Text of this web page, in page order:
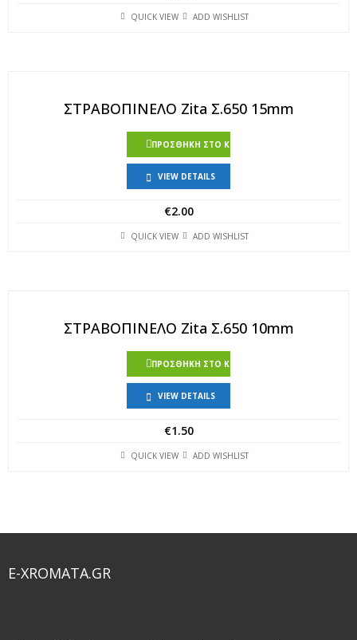
QUICK VIEW ADD WISHLIST
ΣΤΡΑΒΟΠΙΝΕΛΟ Zita Σ.650 15mm
ΠΡΟΣΘΉΚΗ ΣΤΟ ΚΑΛΆΘΙ
VIEW DETAILS
€2.00
QUICK VIEW ADD WISHLIST
ΣΤΡΑΒΟΠΙΝΕΛΟ Zita Σ.650 10mm
ΠΡΟΣΘΉΚΗ ΣΤΟ ΚΑΛΆΘΙ
VIEW DETAILS
€1.50
QUICK VIEW ADD WISHLIST
E-XROMATA.GR